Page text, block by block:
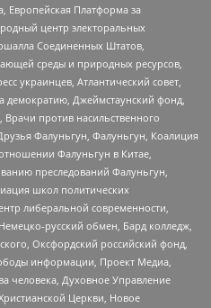
Европейская Платформа за
центр электоральных
Соединенных Штатов,
среды и природных ресурсов,
украинцев, Атлантический совет,
демократию, Джеймстаунский фонд,
против насильственного
Фалуньгун, Фалуньгун, Коалиция
Фалуньгун в Китае,
преследований Фалуньгун,
школ политических
либеральной современности,
русский обмен, Бард колледж,
Оксфордский российский фонд,
информации, Проект Медиа,
человека, Духовное Управление
Церкви, Новое